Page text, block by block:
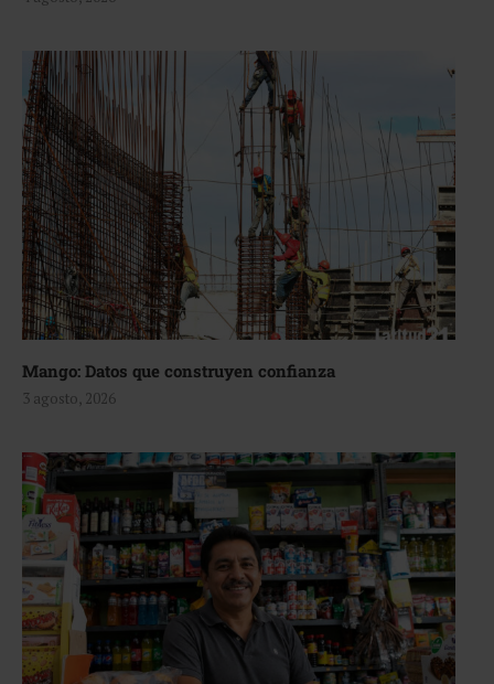
Mango: Datos que construyen confianza
3 agosto, 2026